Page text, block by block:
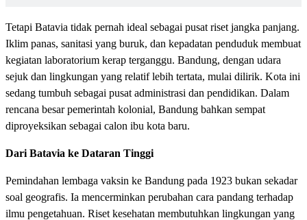
Tetapi Batavia tidak pernah ideal sebagai pusat riset jangka panjang.
Iklim panas, sanitasi yang buruk, dan kepadatan penduduk membuat
kegiatan laboratorium kerap terganggu. Bandung, dengan udara
sejuk dan lingkungan yang relatif lebih tertata, mulai dilirik. Kota ini
sedang tumbuh sebagai pusat administrasi dan pendidikan. Dalam
rencana besar pemerintah kolonial, Bandung bahkan sempat
diproyeksikan sebagai calon ibu kota baru.
Dari Batavia ke Dataran Tinggi
Pemindahan lembaga vaksin ke Bandung pada 1923 bukan sekadar
soal geografis. Ia mencerminkan perubahan cara pandang terhadap
ilmu pengetahuan. Riset kesehatan membutuhkan lingkungan yang